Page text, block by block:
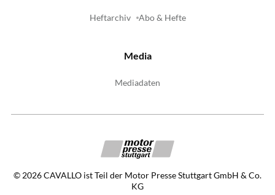
Heftarchiv Abo & Hefte
Media
Mediadaten
©2026CAVALLO ist Teil der Motor Presse Stuttgart GmbH & Co.
KG